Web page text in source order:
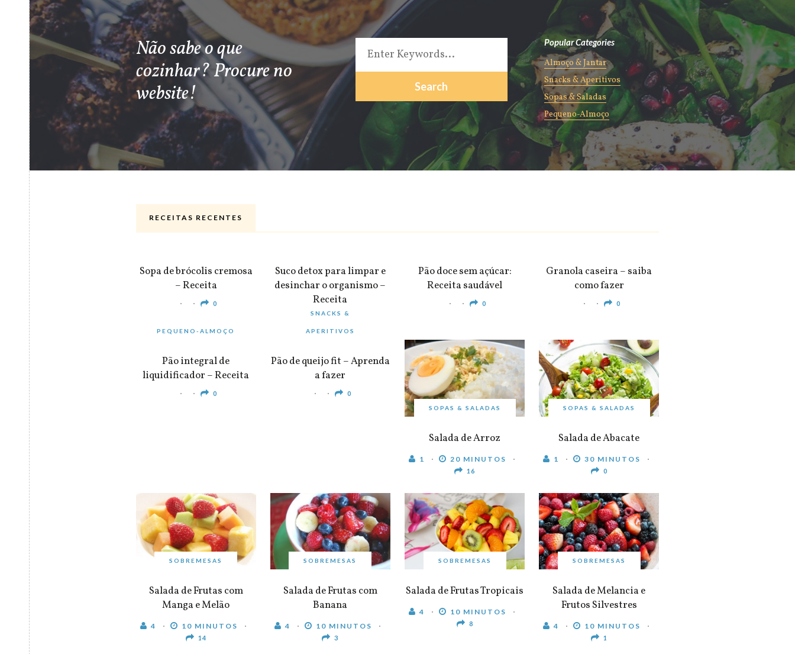
Não sabe o que
cozinhar? Procure no
website!
Popular Categories
Almoço & Jantar
Snacks & Aperitivos
Sopas & Saladas
Pequeno-Almoço
RECEITAS RECENTES
Sopa de brócolis cremosa
– Receita
0
Suco detox para limpar e
desinchar o organismo –
Receita
0
Pão doce sem açúcar:
Receita saudável
0
Granola caseira – saiba
como fazer
0
PEQUENO-ALMOÇO
Pão integral de
liquidificador – Receita
0
SNACKS &
APERITIVOS
Pão de queijo fit – Aprenda
a fazer
0
SOPAS & SALADAS
Salada de Arroz
1 20 MINUTOS
16
SOPAS & SALADAS
Salada de Abacate
1 30 MINUTOS
0
SOBREMESAS
Salada de Frutas com
Manga e Melão
4 10 MINUTOS
14
SOBREMESAS
Salada de Frutas com
Banana
4 10 MINUTOS
3
SOBREMESAS
Salada de Frutas Tropicais
4 10 MINUTOS
8
SOBREMESAS
Salada de Melancia e
Frutos Silvestres
4 10 MINUTOS
1